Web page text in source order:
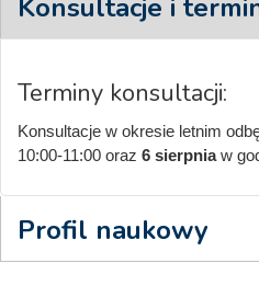
Konsultacje i
Terminy konsultacji:
Konsultacje w okresie letnim
10:00-11:00 oraz 6 sierpniaw
Profil naukowy